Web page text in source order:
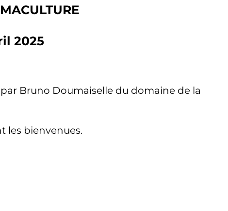
2025
Bruno Doumaiselle du domaine de la
les bienvenues.